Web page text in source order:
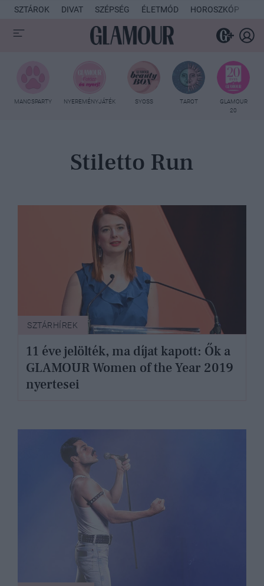
SZTÁROK DIVAT SZÉPSÉG ÉLETMÓD HOROSZKÓP
MANCSPARTY NYEREMÉNYJÁTÉK SYOSS TAROT
GLAMOUR
20
Stiletto Run
SZTÁRHÍREK
11 éve jelölték, ma díjat kapott: Ők a
GLAMOUR Women of the Year 2019
nyertesei